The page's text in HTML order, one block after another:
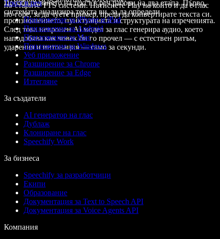
по-старите TTS системи. Натиснете Play на който и да е глас
по-горе, за да чуете пример, преди да конвертирате текста си.
Преобразуването на текст в реч работи на два етапа. Първо,
системата анализира текста ви, за да определи
произношението, пунктуацията и структурата на изреченията.
След това невронен AI модел за глас генерира аудио, което
наподобява как човек би го прочел — с естествен ритъм,
ударения и интонация — само за секунди.
Текст в реч
Приложение за iPhone и iPad
Приложение за Android
Приложение за Mac
Приложение за Windows
Уеб приложение
Разширение за Chrome
Разширение за Edge
Изтегляне
За създатели
AI генератор на глас
Дублаж
Клониране на глас
Speechify Work
За бизнеса
Speechify за разработчици
Екипи
Образование
Документация за Text to Speech API
Документация за Voice Agents API
Компания